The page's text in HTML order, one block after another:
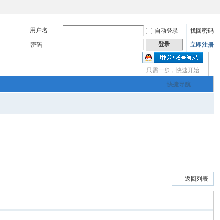
用户名 自动登录
找回密码
密码
登录 立即注册
只需一步，快速开始
快捷导航
充裕的业余上网时
画廊官方主办，希
返回列表